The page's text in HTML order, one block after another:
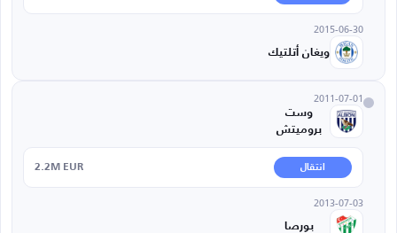
2015-06-30
ويغان أتلتيك
2011-07-01
وست
بروميتش
انتقال 2.2M EUR
2013-07-03
بورصا